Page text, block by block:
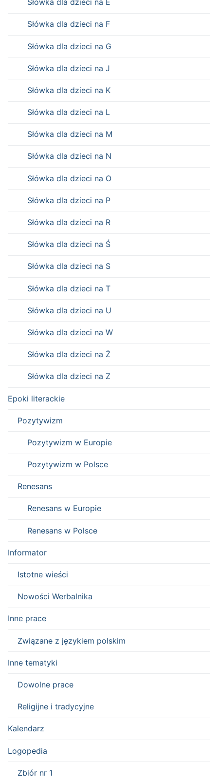
Słówka dla dzieci na E
Słówka dla dzieci na F
Słówka dla dzieci na G
Słówka dla dzieci na J
Słówka dla dzieci na K
Słówka dla dzieci na L
Słówka dla dzieci na M
Słówka dla dzieci na N
Słówka dla dzieci na O
Słówka dla dzieci na P
Słówka dla dzieci na R
Słówka dla dzieci na Ś
Słówka dla dzieci na S
Słówka dla dzieci na T
Słówka dla dzieci na U
Słówka dla dzieci na W
Słówka dla dzieci na Ż
Słówka dla dzieci na Z
Epoki literackie
Pozytywizm
Pozytywizm w Europie
Pozytywizm w Polsce
Renesans
Renesans w Europie
Renesans w Polsce
Informator
Istotne wieści
Nowości Werbalnika
Inne prace
Związane z językiem polskim
Inne tematyki
Dowolne prace
Religijne i tradycyjne
Kalendarz
Logopedia
Zbiór nr 1